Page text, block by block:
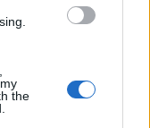
the
Sylvester
A Kodály